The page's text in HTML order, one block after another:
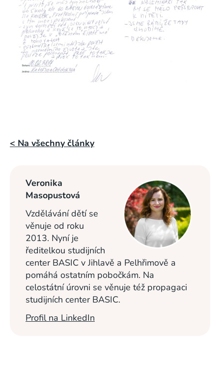
< Na všechny články
Veronika
Masopustová
Vzdělávání dětí se
věnuje od roku
2013. Nyní je
ředitelkou studijních
center BASIC v Jihlavě a Pelhřimově a
pomáhá ostatním pobočkám. Na
celostátní úrovni se věnuje též propagaci
studijních center BASIC.
Profil na LinkedIn